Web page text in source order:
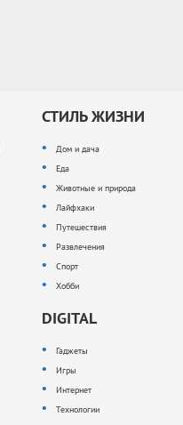
СТИЛЬ ЖИЗНИ
Дом и дача
Еда
Животные и природа
Лайфхаки
Путешествия
Развлечения
Спорт
Хобби
DIGITAL
Гаджеты
Игры
Интернет
Технологии